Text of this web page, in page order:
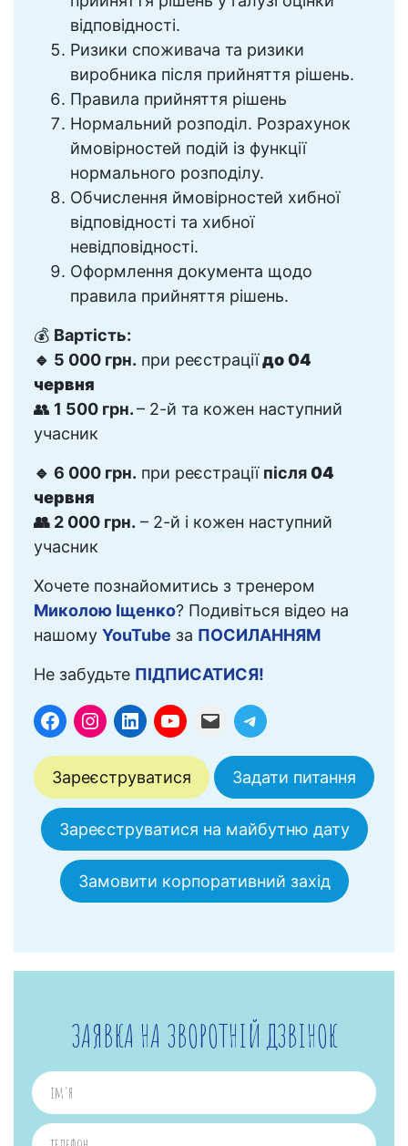
відповідності.
Ризики споживача та ризики
виробника після прийняття рішень.
Правила прийняття рішень
Нормальний розподіл. Розрахунок
ймовірностей подій із функції
нормального розподілу.
Обчислення ймовірностей хибної
відповідності та хибної
невідповідності.
Оформлення документа щодо
правила прийняття рішень.
💰 Вартість:
🔹 5 000 грн. при реєстраціїдо04
червня
👥 1 500 грн.– 2-й та кожен наступний
учасник
🔹 6 000 грн. при реєстрації після04
червня
👥 2 000 грн. – 2-й і кожен наступний
учасник
Хочете познайомитись з тренером
Миколою Іщенко? Подивіться відео на
нашому YouTube за ПОСИЛАННЯМ
Не забудьте ПІДПИСАТИСЯ!
Зареєструватися Задати питання
Зареєструватися на майбутню дату
Замовити корпоративний захід
ЗАЯВКА НА ЗВОРОТНІЙ ДЗВІНОК